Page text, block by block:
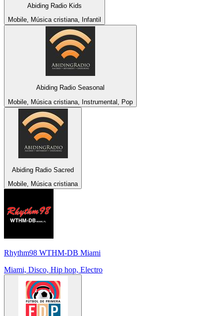
Abiding Radio Kids
Mobile, Música cristiana, Infantil
Abiding Radio Seasonal
Mobile, Música cristiana, Instrumental, Pop
Abiding Radio Sacred
Mobile, Música cristiana
Rhythm98 WTHM-DB Miami
Miami, Disco, Hip hop, Electro